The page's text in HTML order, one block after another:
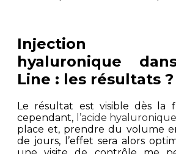
Injection
hyaluronique
Line : les résultats ?
Le résultat est visible dès la
cependant, l’acide hyaluronique
place et, prendre du volume
de jours, l’effet sera alors